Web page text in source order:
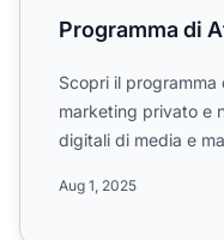
Programma di
Scopri il programma
marketing privato e
digitali di media e
Aug 1, 2025